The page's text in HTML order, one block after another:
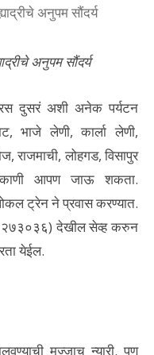
अनुपम सौंदर्य
सरस दुसरं अशी अनेक पर्यटन
भाजे लेणी, कार्ला लेणी,
राजमाची, लोहगड, विसापुर
आपण जाऊ शकता.
ट्रेन ने प्रवास करण्यात.
देखील सेव्ह करुन
येईल.
मज्जाच न्यारी. पण